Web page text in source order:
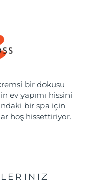
bir dokusu
ev yapımı hissini
bir spa için
hoş hissettiriyor.